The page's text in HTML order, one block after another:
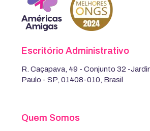
Escritório Administrativo
R. Caçapava, 49 - Conjunto 32 -
Paulo - SP, 01408-010, Brasil
Quem Somos